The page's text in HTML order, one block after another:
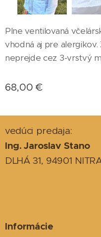
Plne ventilovaná
vhodná aj pre
neprejde cez 3-vrstvý
68,00 €
vedúci predaja:
Ing. Jaroslav Stano
DLHÁ 31, 94901
Informácie